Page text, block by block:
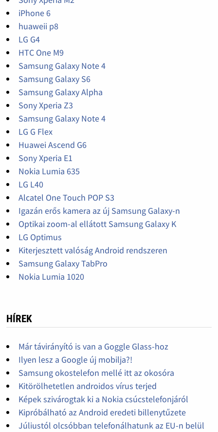
iPhone 6
huaweii p8
LG G4
HTC One M9
Samsung Galaxy Note 4
Samsung Galaxy S6
Samsung Galaxy Alpha
Sony Xperia Z3
Samsung Galaxy Note 4
LG G Flex
Huawei Ascend G6
Sony Xperia E1
Nokia Lumia 635
LG L40
Alcatel One Touch POP S3
Igazán erős kamera az új Samsung Galaxy-n
Optikai zoom-al ellátott Samsung Galaxy K
LG Optimus
Kiterjesztett valóság Android rendszeren
Samsung Galaxy TabPro
Nokia Lumia 1020
HÍREK
Már távirányító is van a Goggle Glass-hoz
Ilyen lesz a Google új mobilja?!
Samsung okostelefon mellé itt az okosóra
Kitörölhetetlen androidos vírus terjed
Képek szivárogtak ki a Nokia csúcstelefonjáról
Kipróbálható az Android eredeti billenytűzete
Júliustól olcsóbban telefonálhatunk az EU-n belül